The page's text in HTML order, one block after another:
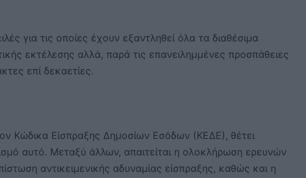
για τις οποίες έχουν εξαντληθεί όλα τα διαθέσιμα
εκτέλεσης αλλά, παρά τις επανειλημμένες προσπάθειες
επί δεκαετίες.
Κώδικα Είσπραξης Δημοσίων Εσόδων (ΚΕΔΕ), θέτει
αυτό. Μεταξύ άλλων, απαιτείται η ολοκλήρωση ερευνών
αντικειμενικής αδυναμίας είσπραξης, καθώς και η